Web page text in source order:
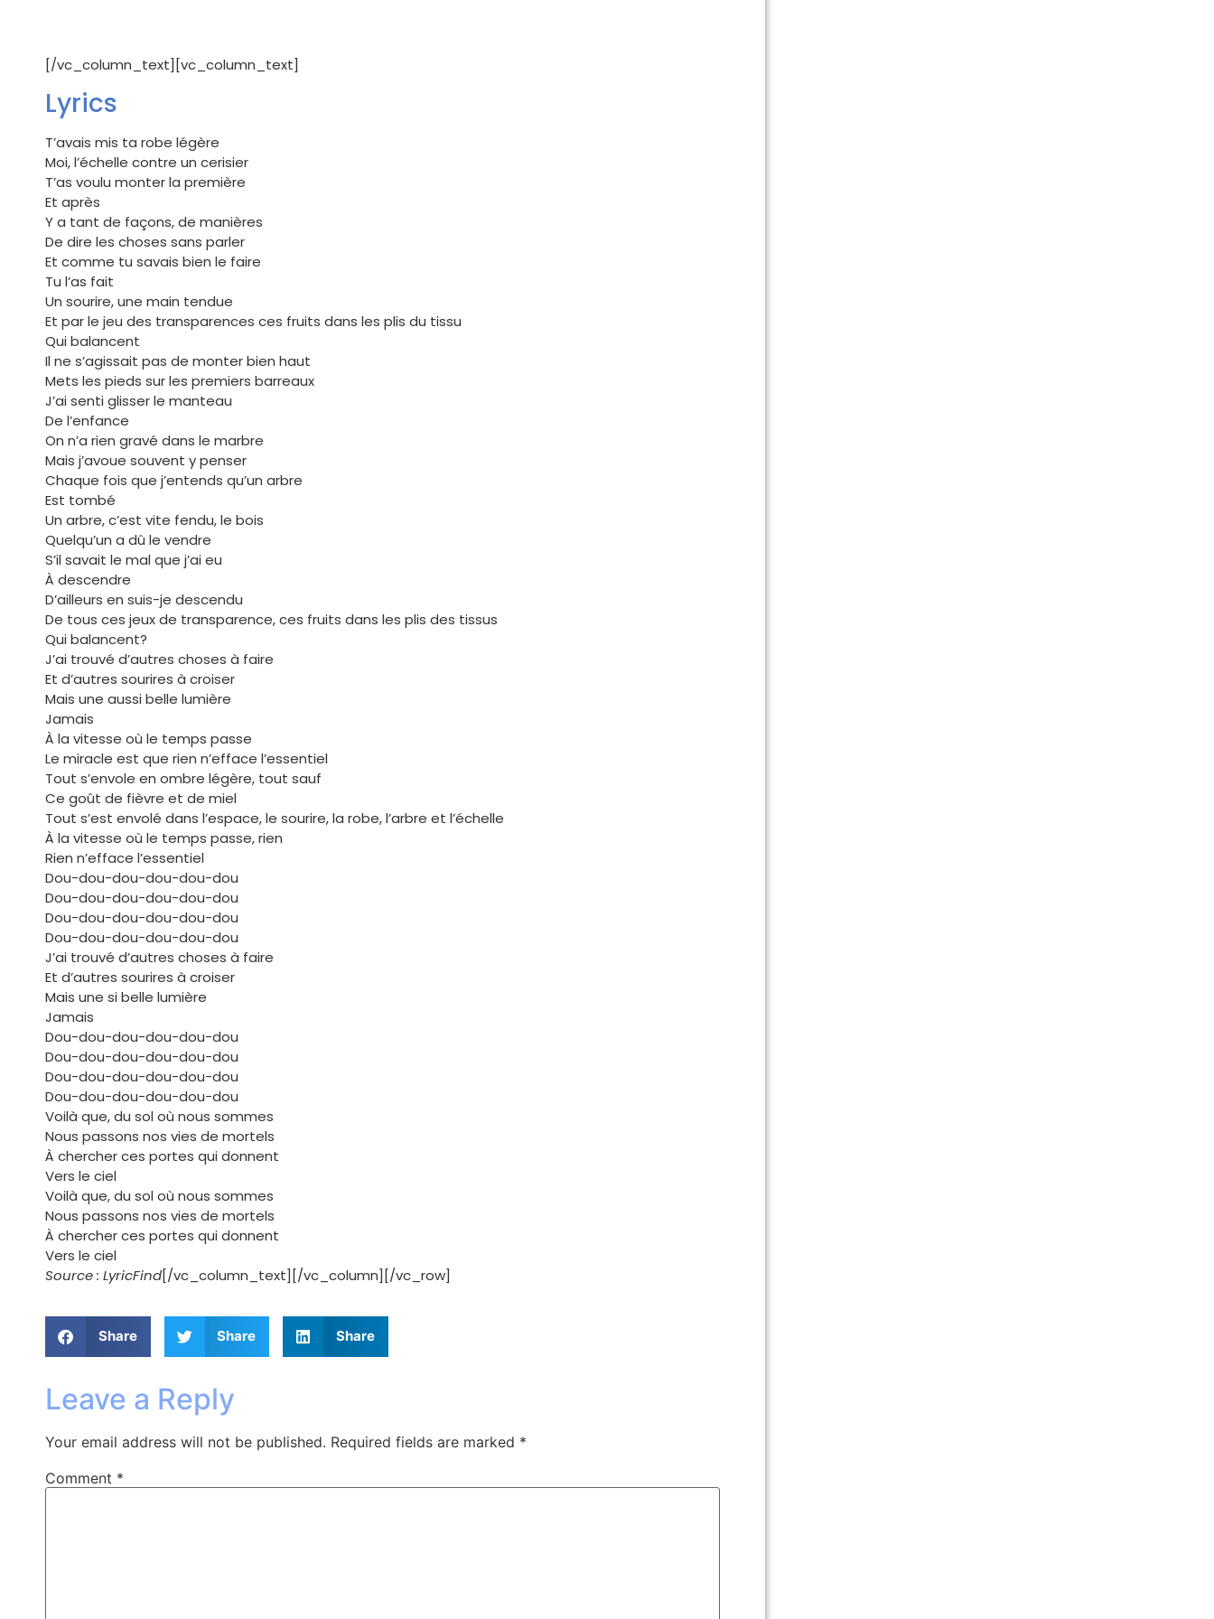
[/vc_column_text][vc_column_text]
Lyrics
T’avais mis ta robe légère
Moi, l’échelle contre un cerisier
T’as voulu monter la première
Et après
Y a tant de façons, de manières
De dire les choses sans parler
Et comme tu savais bien le faire
Tu l’as fait
Un sourire, une main tendue
Et par le jeu des transparences ces fruits dans les plis du tissu
Qui balancent
Il ne s’agissait pas de monter bien haut
Mets les pieds sur les premiers barreaux
J’ai senti glisser le manteau
De l’enfance
On n’a rien gravé dans le marbre
Mais j’avoue souvent y penser
Chaque fois que j’entends qu’un arbre
Est tombé
Un arbre, c’est vite fendu, le bois
Quelqu’un a dû le vendre
S’il savait le mal que j’ai eu
À descendre
D’ailleurs en suis-je descendu
De tous ces jeux de transparence, ces fruits dans les plis des tissus
Qui balancent?
J’ai trouvé d’autres choses à faire
Et d’autres sourires à croiser
Mais une aussi belle lumière
Jamais
À la vitesse où le temps passe
Le miracle est que rien n’efface l’essentiel
Tout s’envole en ombre légère, tout sauf
Ce goût de fièvre et de miel
Tout s’est envolé dans l’espace, le sourire, la robe, l’arbre et l’échelle
À la vitesse où le temps passe, rien
Rien n’efface l’essentiel
Dou-dou-dou-dou-dou-dou
Dou-dou-dou-dou-dou-dou
Dou-dou-dou-dou-dou-dou
Dou-dou-dou-dou-dou-dou
J’ai trouvé d’autres choses à faire
Et d’autres sourires à croiser
Mais une si belle lumière
Jamais
Dou-dou-dou-dou-dou-dou
Dou-dou-dou-dou-dou-dou
Dou-dou-dou-dou-dou-dou
Dou-dou-dou-dou-dou-dou
Voilà que, du sol où nous sommes
Nous passons nos vies de mortels
À chercher ces portes qui donnent
Vers le ciel
Voilà que, du sol où nous sommes
Nous passons nos vies de mortels
À chercher ces portes qui donnent
Vers le ciel
Source : LyricFind[/vc_column_text][/vc_column][/vc_row]
Share Share Share
Leave a Reply
Your email address will not be published. Required fields are marked *
Comment *